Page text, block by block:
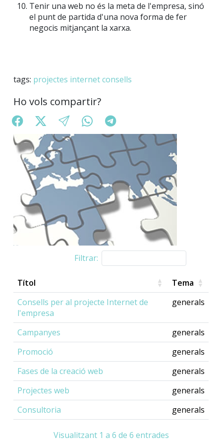
Tenir una web no és la meta de l'empresa, sinó
el punt de partida d'una nova forma de fer
negocis mitjançant la xarxa.
tags: projectes internetconsells
Ho vols compartir?
Filtrar:
Títol
Tema
Consells per al projecte Internet de
l'empresa
generals
Campanyes
generals
Promoció
generals
Fases de la creació web
generals
Projectes web
generals
Consultoria
generals
Visualitzant 1 a 6 de 6 entrades